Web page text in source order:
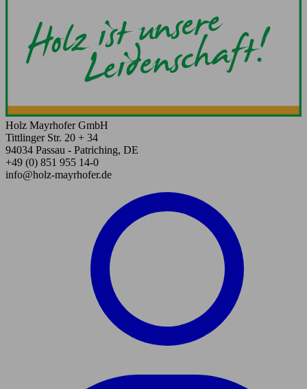
Holz Mayrhofer GmbH
Tittlinger Str. 20 + 34
94034 Passau - Patriching, DE
+49 (0) 851 955 14-0
info@holz-mayrhofer.de